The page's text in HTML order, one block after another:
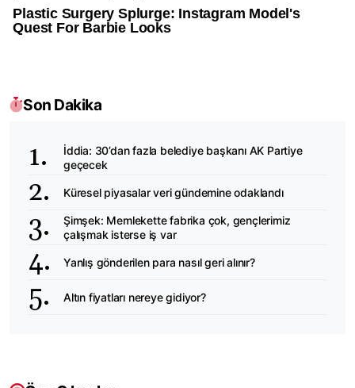
Son Dakika
İddia: 30’dan fazla belediye başkanı AK Partiye
geçecek
Küresel piyasalar veri gündemine odaklandı
Şimşek: Memlekette fabrika çok, gençlerimiz
çalışmak isterse iş var
Yanlış gönderilen para nasıl geri alınır?
Altın fiyatları nereye gidiyor?